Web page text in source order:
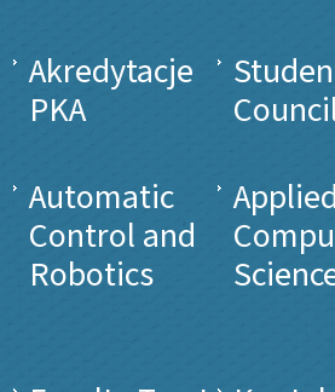
Akredytacje
PKA
Automatic
Control and
Robotics
Applied